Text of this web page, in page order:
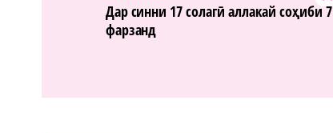
Дар синни 17 солагӣ аллакай соҳиби 7
фарзанд